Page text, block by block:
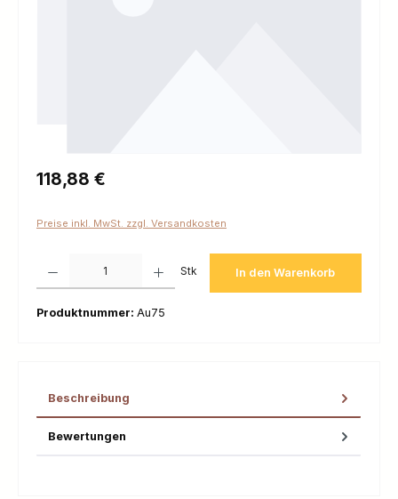
Regulärer Preis:
118,88 €
Preise inkl. MwSt. zzgl. Versandkosten
Stk In den Warenkorb
Produktnummer: Au75
Beschreibung
Bewertungen